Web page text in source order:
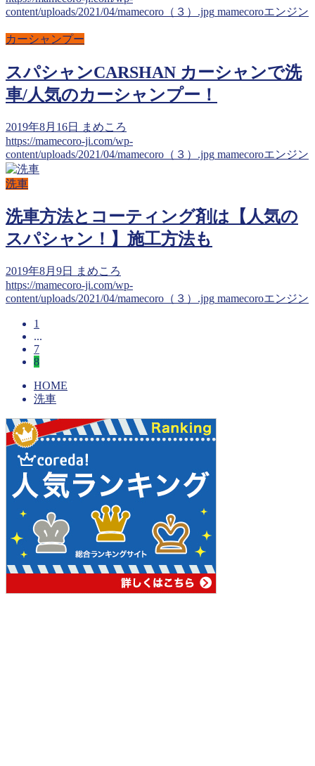
content/uploads/2021/04/mamecoro（３）.jpg mamecoroエンジン
カーシャンプー
スパシャンCARSHAN カーシャンで洗
車/人気のカーシャンプー！
2019年8月16日
まめころ
https://mamecoro-ji.com/wp-
content/uploads/2021/04/mamecoro（３）.jpg mamecoroエンジン
洗車
洗車方法とコーティング剤は【人気の
スパシャン！】施工方法も
2019年8月9日
まめころ
https://mamecoro-ji.com/wp-
content/uploads/2021/04/mamecoro（３）.jpg mamecoroエンジン
1
...
7
8
HOME
洗車